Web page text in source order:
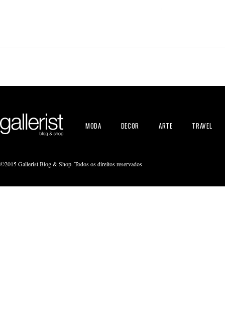
MODA DECOR ARTE TRAVEL
©2015 Gallerist Blog & Shop. Todos os direitos reservados